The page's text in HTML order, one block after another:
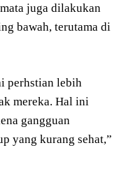
juga dilakukan
bawah, terutama di
perhstian lebih
mereka. Hal ini
gangguan
yang kurang sehat,”